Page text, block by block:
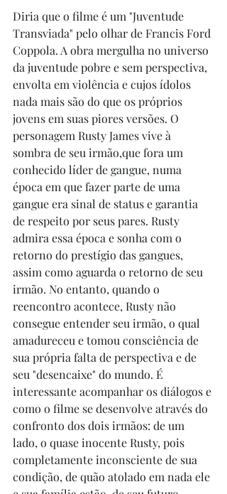
Diria que o filme é um "Juventude
Transviada" pelo olhar de Francis Ford
Coppola. A obra mergulha no universo
da juventude pobre e sem perspectiva,
envolta em violência e cujos ídolos
nada mais são do que os próprios
jovens em suas piores versões. O
personagem Rusty James vive à
sombra de seu irmão,que fora um
conhecido líder de gangue, numa
época em que fazer parte de uma
gangue era sinal de status e garantia
de respeito por seus pares. Rusty
admira essa época e sonha com o
retorno do prestígio das gangues,
assim como aguarda o retorno de seu
irmão. No entanto, quando o
reencontro acontece, Rusty não
consegue entender seu irmão, o qual
amadureceu e tomou consciência de
sua própria falta de perspectiva e de
seu "desencaixe" do mundo. É
interessante acompanhar os diálogos e
como o filme se desenvolve através do
confronto dos dois irmãos: de um
lado, o quase inocente Rusty, pois
completamente inconsciente de sua
condição, de quão atolado em nada ele